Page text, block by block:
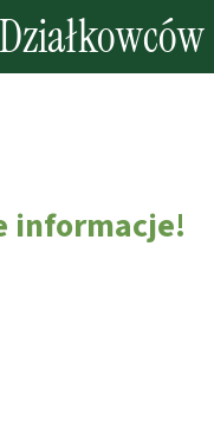
informacje!